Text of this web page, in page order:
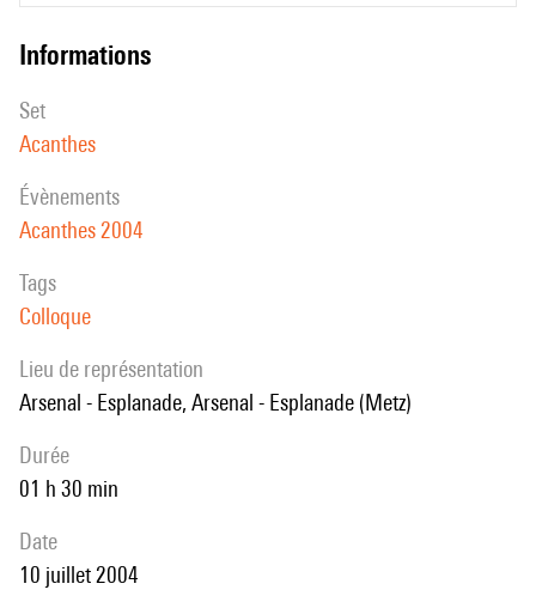
informations
set
Acanthes
évènements
Acanthes 2004
Tags
Colloque
Lieu de représentation
Arsenal - Esplanade, Arsenal - Esplanade (Metz)
durée
01 h 30 min
date
10 juillet 2004